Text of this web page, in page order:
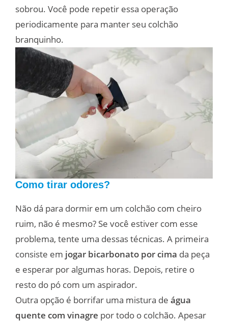
sobrou. Você pode repetir essa operação
periodicamente para manter seu colchão
branquinho.
Como tirar odores?
Não dá para dormir em um colchão com cheiro
ruim, não é mesmo? Se você estiver com esse
problema, tente uma dessas técnicas. A primeira
consiste em jogar bicarbonato por cima da peça
e esperar por algumas horas. Depois, retire o
resto do pó com um aspirador.
Outra opção é borrifar uma mistura de água
quente com vinagre por todo o colchão. Apesar